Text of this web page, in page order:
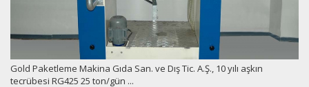
Gold Paketleme Makina Gıda San. ve Dış Tic. A.Ş., 10 yılı aşkın
tecrübesi RG425 25 ton/gün ...